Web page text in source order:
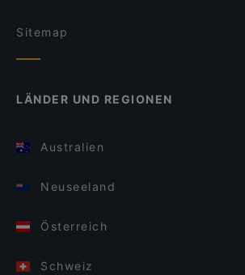
Sitemap
LÄNDER UND REGIONEN
Australien
Neuseeland
Österreich
Schweiz